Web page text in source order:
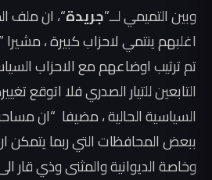
وبين التميمي لــ”جريدة“، ان ملف
اغلبهم ينتمي لاحزاب كبيرة ،
تم ترتيب اوضاعهم مع الاحزاب
التابعين للتيار الصدري فلا اتوقع
السياسية الحالية ، مضيفا “ان
ببعض المحافظات التي ربما يتمكن
وخاصة الديوانية والمثنى وذي قار